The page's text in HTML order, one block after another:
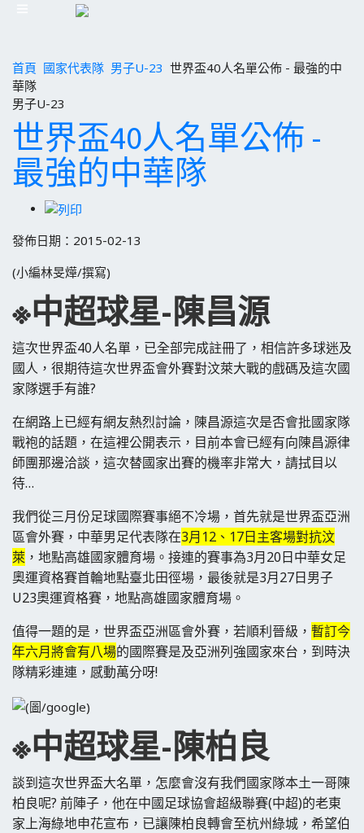
首頁 國家代表隊 男子U-23 世界盃40人名單公佈 - 最強的中
華隊
男子U-23
世界盃40人名單公佈 -
最強的中華隊
發佈日期：2015-02-13
(小編林旻燁/撰寫)
※中超球星-陳昌源
這次世界盃40人名單，已全部完成註冊了，相信許多球迷及
國人，很期待這次世界盃會外賽對汶萊大戰的戲碼及這次國
家隊選手有誰?
在網路上已經有網友熱烈討論，陳昌源這次是否會批國家隊
戰袍的話題，在這裡公開表示，目前本會已經有向陳昌源律
師團那邊洽談，這次替國家出賽的機率非常大，請拭目以
待…
我們從三月份足球國際賽事絕不冷場，首先就是世界盃亞洲
區會外賽，中華男足代表隊在3月12、17日主客場對抗汶
萊 ，地點高雄國家體育場。接連的賽事為3月20日中華女足
奧運資格賽首輪地點臺北田徑場，最後就是3月27日男子
U23奧運資格賽，地點高雄國家體育場。
值得一題的是，世界盃亞洲區會外賽，若順利晉級， 暫訂今
年六月將會有八場的國際賽是及亞洲列強國家來台，到時決
隊精彩連連，感動萬分呀!
※中超球星-陳柏良
談到這次世界盃大名單，怎麼會沒有我們國家隊本土一哥陳
柏良呢? 前陣子，他在中國足球協會超級聯賽(中超)的老東
家上海綠地申花宣布，已讓陳柏良轉會至杭州綠城，希望伯